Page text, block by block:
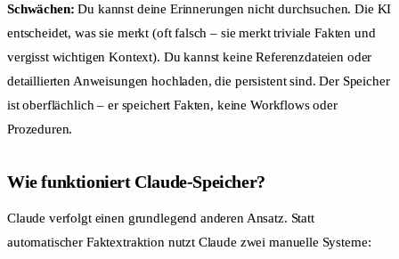
Schwächen: Du kannst deine Erinnerungen nicht durchsuchen. Die KI
entscheidet, was sie merkt (oft falsch – sie merkt triviale Fakten und
vergisst wichtigen Kontext). Du kannst keine Referenzdateien oder
detaillierten Anweisungen hochladen, die persistent sind. Der Speicher
ist oberflächlich – er speichert Fakten, keine Workflows oder
Prozeduren.
Wie funktioniert Claude-Speicher?
Claude verfolgt einen grundlegend anderen Ansatz. Statt
automatischer Faktextraktion nutzt Claude zwei manuelle Systeme: